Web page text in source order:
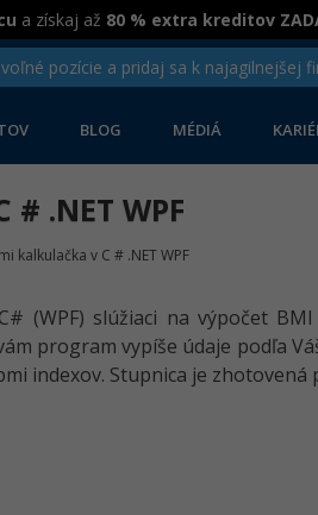
a získaj až 80 % extra kreditov
pozície a pridaj sa k najagilnejšej
BLOG MÉDIÁ
.NET WPF
kalkulačka v C # .NET WPF
(WPF) slúžiaci na výpočet
program vypíše údaje podľa
indexov. Stupnica je zhotovená